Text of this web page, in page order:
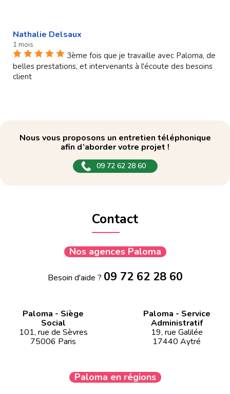
Nathalie Delsaux
1 mois
3ème fois que je travaille avec Paloma, de
belles prestations, et intervenants à l'écoute des besoins
client
Nous vous proposons un entretien téléphonique
afin d’aborder votre projet !
09 72 62 28 60
Contact
Nos agences Paloma
Besoin d'aide ? 09 72 62 28 60
Paloma - Siège
Social
101, rue de Sèvres
75006 Paris
Paloma - Service
Administratif
19, rue Galilée
17440 Aytré
Paloma en régions